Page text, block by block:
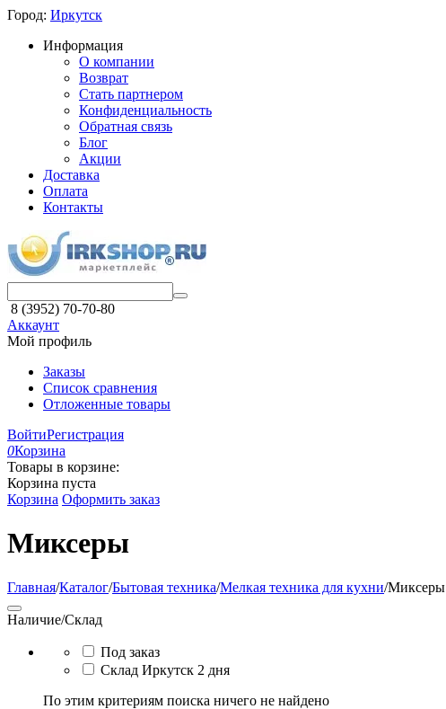
Город: Иркутск
Информация
О компании
Возврат
Стать партнером
Конфиденциальность
Обратная связь
Блог
Акции
Доставка
Оплата
Контакты
8 (3952) 70-70-80
Аккаунт
Мой профиль
Заказы
Список сравнения
Отложенные товары
ВойтиРегистрация
0Корзина
Товары в корзине:
Корзина пуста
Корзина Оформить заказ
Миксеры
Главная/Каталог/Бытовая техника/Мелкая техника для кухни/Миксеры
Наличие/Склад
Под заказ
Склад Иркутск 2 дня
По этим критериям поиска ничего не найдено